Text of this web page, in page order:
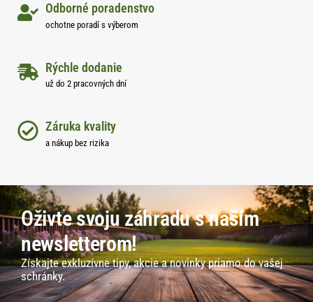
Odborné poradenstvo
ochotne poradí s výberom
Rýchle dodanie
už do 2 pracovných dní
Záruka kvality
a nákup bez rizika
Oživte svoju záhradu s naším
newsletterom!
Získajte exkluzívne tipy, akcie a novinky priamo do vašej
schránky.